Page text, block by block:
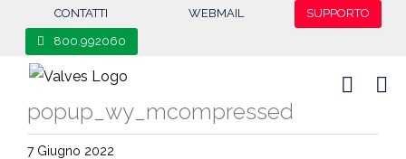
CONTATTI WEBMAIL SUPPORTO
800.992060
popup_wy_mcompressed
7 Giugno 2022